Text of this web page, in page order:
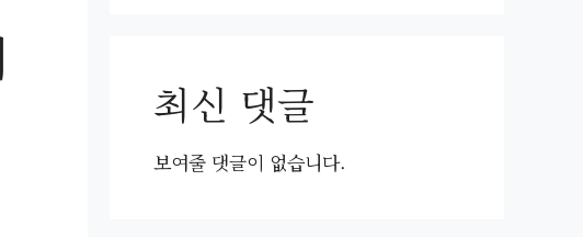
최신 댓글
보여줄 댓글이 없습니다.